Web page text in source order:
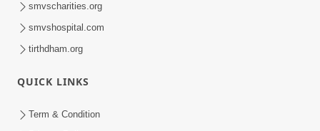
smvscharities.org
smvshospital.com
tirthdham.org
QUICK LINKS
Term & Condition